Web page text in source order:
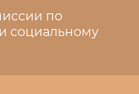
по
социальному